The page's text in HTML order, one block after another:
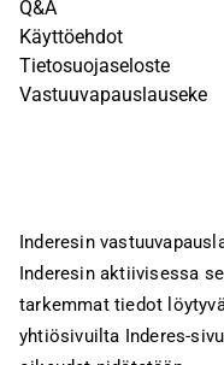
Q&A
Käyttöehdot
Tietosuojaseloste
Vastuuvapauslauseke
Inderesin
Inderesin aktiivisessa
tarkemmat tiedot
yhtiösivuilta Inderes-